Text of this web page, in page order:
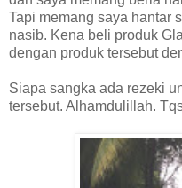
Tapi memang saya hantar
nasib. Kena beli produk
dengan produk tersebut
Siapa sangka ada rezeki
tersebut. Alhamdulillah.